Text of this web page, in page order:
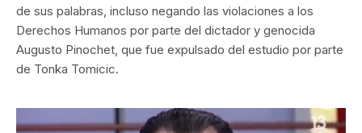
de sus palabras, incluso negando las violaciones a los
Derechos Humanos por parte del dictador y genocida
Augusto Pinochet, que fue expulsado del estudio por parte
de Tonka Tomicic.